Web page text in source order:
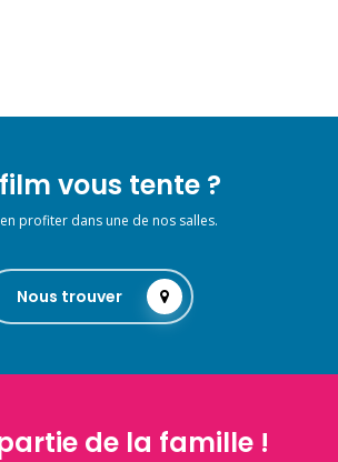
vous tente ?
profiter dans une de nos salles.
Nous trouver
de la famille !